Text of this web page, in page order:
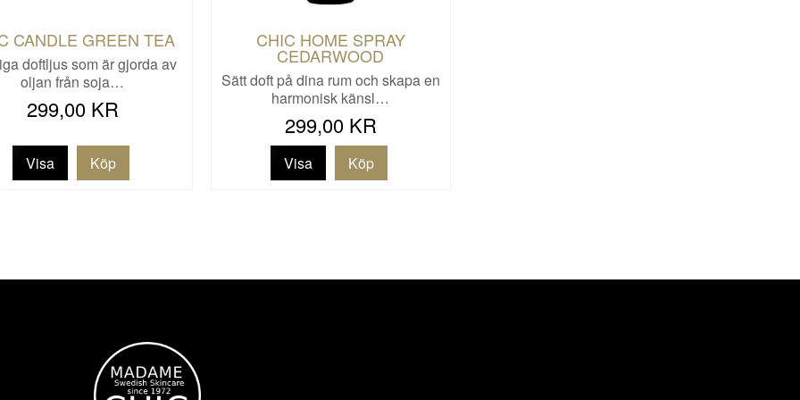
CANDLE GREEN TEA
doftljus som är gjorda av
oljan från soja…
299,00 KR
Visa
CHIC HOME SPRAY
CEDARWOOD
Sätt doft på dina rum och skapa en
harmonisk känsl…
299,00 KR
Visa